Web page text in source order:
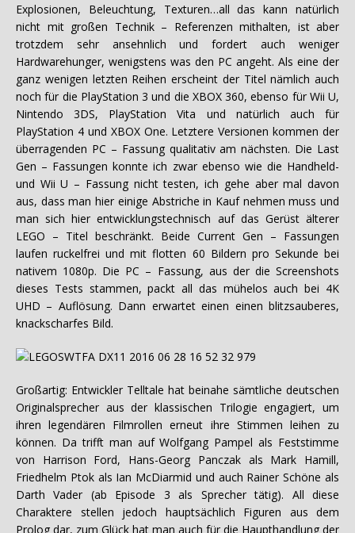
Explosionen, Beleuchtung, Texturen…all das kann natürlich
nicht mit großen Technik – Referenzen mithalten, ist aber
trotzdem sehr ansehnlich und fordert auch weniger
Hardwarehunger, wenigstens was den PC angeht. Als eine der
ganz wenigen letzten Reihen erscheint der Titel nämlich auch
noch für die PlayStation 3 und die XBOX 360, ebenso für Wii U,
Nintendo 3DS, PlayStation Vita und natürlich auch für
PlayStation 4 und XBOX One. Letztere Versionen kommen der
überragenden PC – Fassung qualitativ am nächsten. Die Last
Gen – Fassungen konnte ich zwar ebenso wie die Handheld-
und Wii U – Fassung nicht testen, ich gehe aber mal davon
aus, dass man hier einige Abstriche in Kauf nehmen muss und
man sich hier entwicklungstechnisch auf das Gerüst älterer
LEGO – Titel beschränkt. Beide Current Gen – Fassungen
laufen ruckelfrei und mit flotten 60 Bildern pro Sekunde bei
nativem 1080p. Die PC – Fassung, aus der die Screenshots
dieses Tests stammen, packt all das mühelos auch bei 4K
UHD – Auflösung. Dann erwartet einen einen blitzsauberes,
knackscharfes Bild.
Großartig: Entwickler Telltale hat beinahe sämtliche deutschen
Originalsprecher aus der klassischen Trilogie engagiert, um
ihren legendären Filmrollen erneut ihre Stimmen leihen zu
können. Da trifft man auf Wolfgang Pampel als Feststimme
von Harrison Ford, Hans-Georg Panczak als Mark Hamill,
Friedhelm Ptok als Ian McDiarmid und auch Rainer Schöne als
Darth Vader (ab Episode 3 als Sprecher tätig). All diese
Charaktere stellen jedoch hauptsächlich Figuren aus dem
Prolog dar, zum Glück hat man auch für die Haupthandlung der